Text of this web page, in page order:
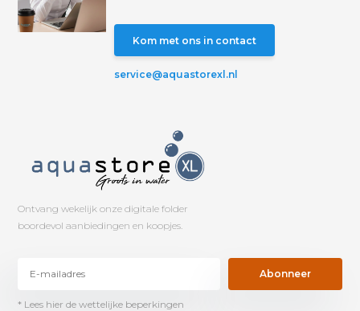
Kom met ons in contact
service@aquastorexl.nl
Ontvang wekelijk onze digitale folder
boordevol aanbiedingen en koopjes.
Abonneer
* Lees hier de wettelijke beperkingen